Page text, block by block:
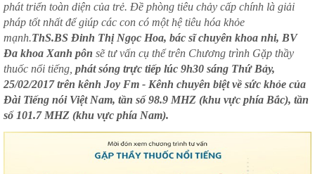
phát triển toàn diện của trẻ. Đề phòng tiêu chảy cấp chính là giải
pháp tốt nhất để giúp các con có một hệ tiêu hóa khỏe
mạnh.ThS.BS Đinh Thị Ngọc Hoa, bác sĩ chuyên khoa nhi, BV
Đa khoa Xanh pôn sẽ tư vấn cụ thể trên Chương trình Gặp thầy
thuốc nổi tiếng, phát sóng trực tiếp lúc 9h30 sáng Thứ Bảy,
25/02/2017 trên kênh Joy Fm - Kênh chuyên biệt về sức khỏe của
Đài Tiếng nói Việt Nam, tần số 98.9 MHZ (khu vực phía Bắc), tần
số 101.7 MHZ (khu vực phía Nam).